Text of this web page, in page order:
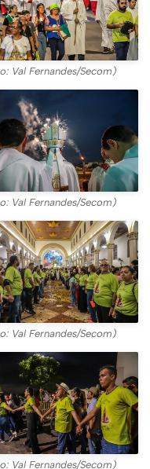
Val Fernandes/Secom)
Val Fernandes/Secom)
Val Fernandes/Secom)
Val Fernandes/Secom)